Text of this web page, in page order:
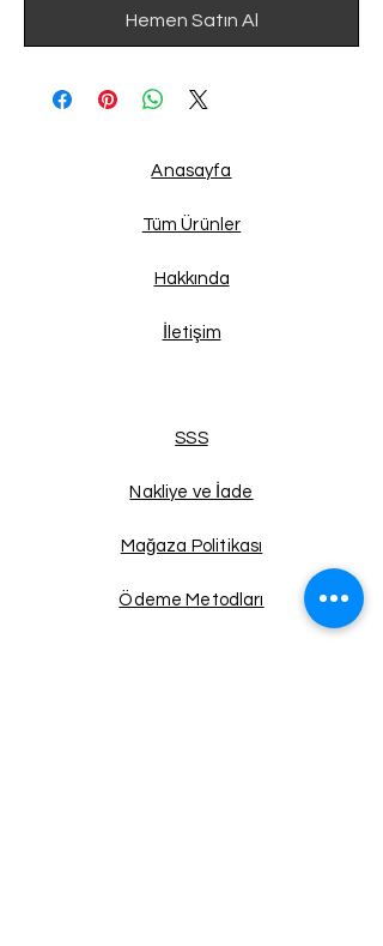
Hemen Satın Al
Anasayfa
Tüm Ürünler
Hakkında
İletişim
SSS
Nakliye ve İade
Mağaza Politikası
Ödeme Metodları